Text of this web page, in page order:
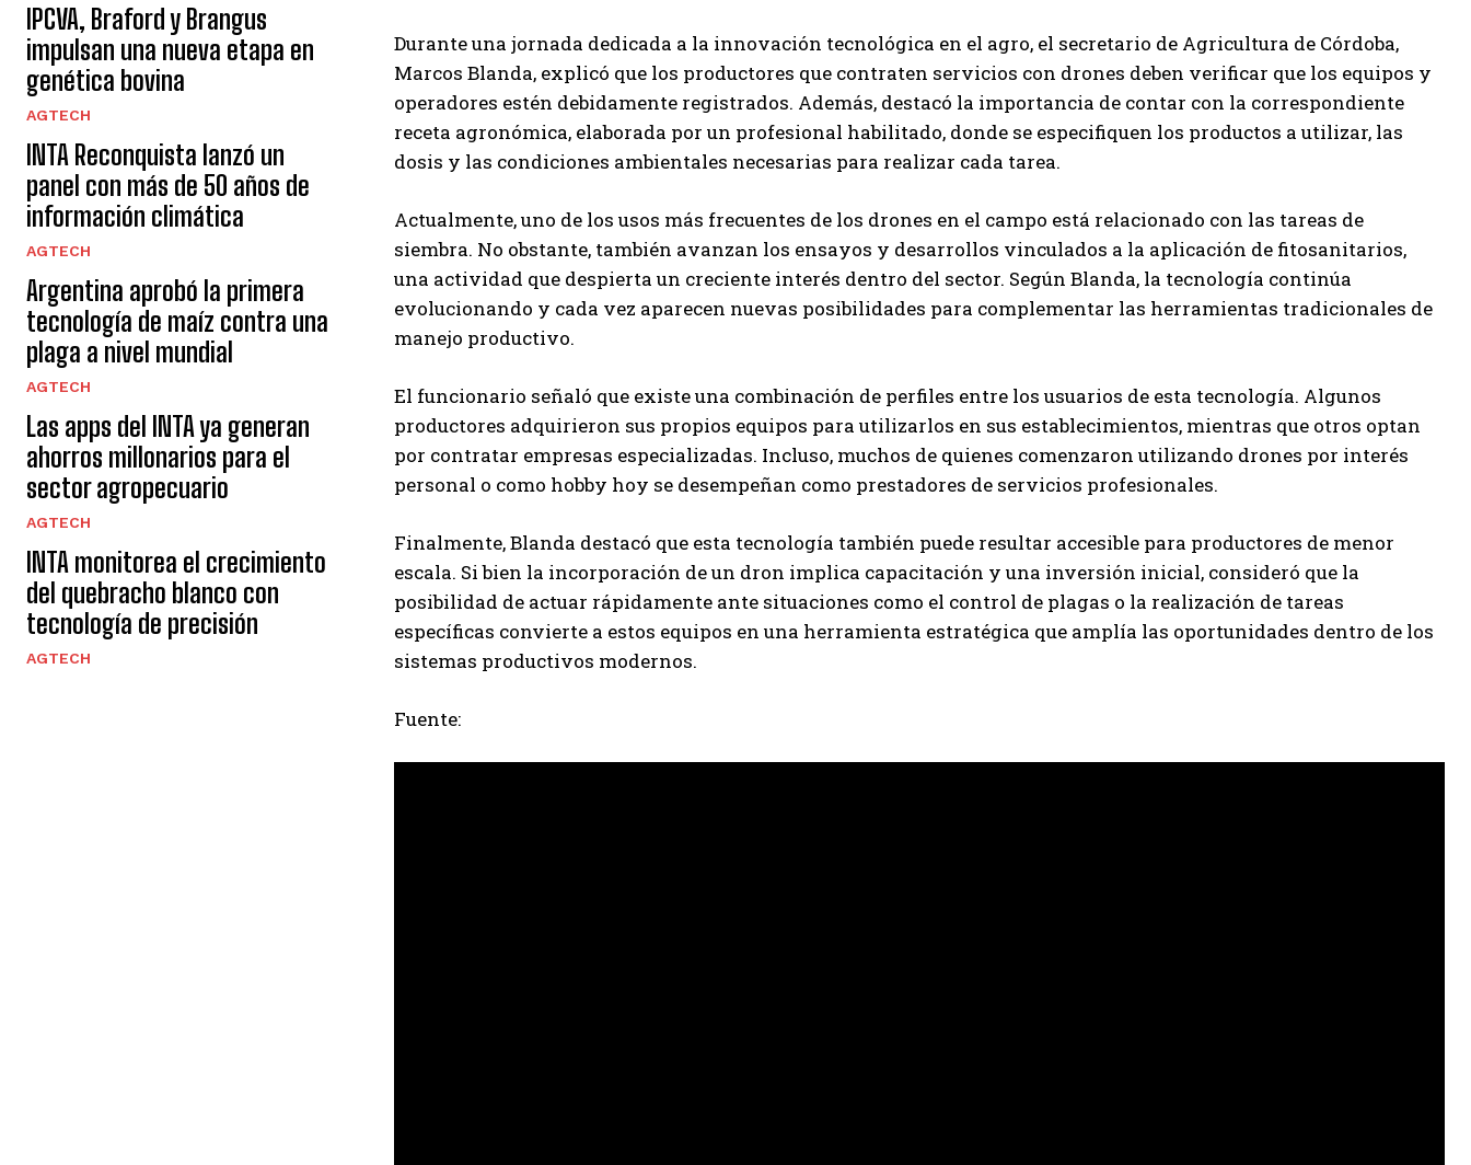
Suscribite al Newsletter
Leí y acepto laPolítica de Privacidad.
IPCVA, Braford y Brangus
impulsan una nueva etapa en
genética bovina
AGTECH
INTA Reconquista lanzó un
panel con más de 50 años de
información climática
AGTECH
Argentina aprobó la primera
tecnología de maíz contra una
plaga a nivel mundial
AGTECH
Las apps del INTA ya generan
ahorros millonarios para el
sector agropecuario
AGTECH
INTA monitorea el crecimiento
del quebracho blanco con
tecnología de precisión
AGTECH
Durante una jornada dedicada a la innovación tecnológica en el agro, el secretario de Agricultura de Córdoba,
Marcos Blanda, explicó que los productores que contraten servicios con drones deben verificar que los equipos y
operadores estén debidamente registrados. Además, destacó la importancia de contar con la correspondiente
receta agronómica, elaborada por un profesional habilitado, donde se especifiquen los productos a utilizar, las
dosis y las condiciones ambientales necesarias para realizar cada tarea.
Actualmente, uno de los usos más frecuentes de los drones en el campo está relacionado con las tareas de
siembra. No obstante, también avanzan los ensayos y desarrollos vinculados a la aplicación de fitosanitarios,
una actividad que despierta un creciente interés dentro del sector. Según Blanda, la tecnología continúa
evolucionando y cada vez aparecen nuevas posibilidades para complementar las herramientas tradicionales de
manejo productivo.
El funcionario señaló que existe una combinación de perfiles entre los usuarios de esta tecnología. Algunos
productores adquirieron sus propios equipos para utilizarlos en sus establecimientos, mientras que otros optan
por contratar empresas especializadas. Incluso, muchos de quienes comenzaron utilizando drones por interés
personal o como hobby hoy se desempeñan como prestadores de servicios profesionales.
Finalmente, Blanda destacó que esta tecnología también puede resultar accesible para productores de menor
escala. Si bien la incorporación de un dron implica capacitación y una inversión inicial, consideró que la
posibilidad de actuar rápidamente ante situaciones como el control de plagas o la realización de tareas
específicas convierte a estos equipos en una herramienta estratégica que amplía las oportunidades dentro de los
sistemas productivos modernos.
Fuente: